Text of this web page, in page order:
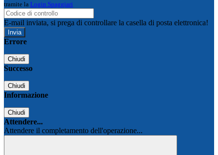
tramite la Login Spaggiari
E-mail inviata, si prega di controllare la casella di posta elettronica!
Errore
Chiudi
Successo
Chiudi
Informazione
Chiudi
Attendere...
Attendere il completamento dell'operazione...